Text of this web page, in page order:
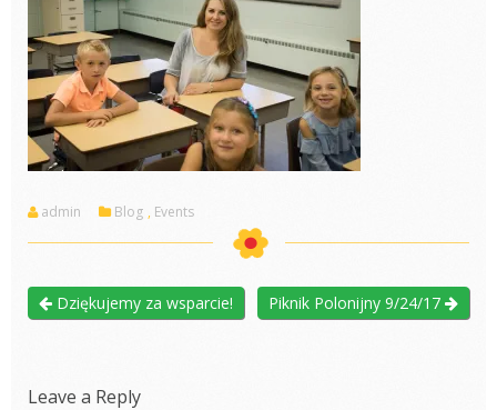
admin Blog , Events
Dziękujemy za wsparcie! Piknik Polonijny 9/24/17
Leave a Reply